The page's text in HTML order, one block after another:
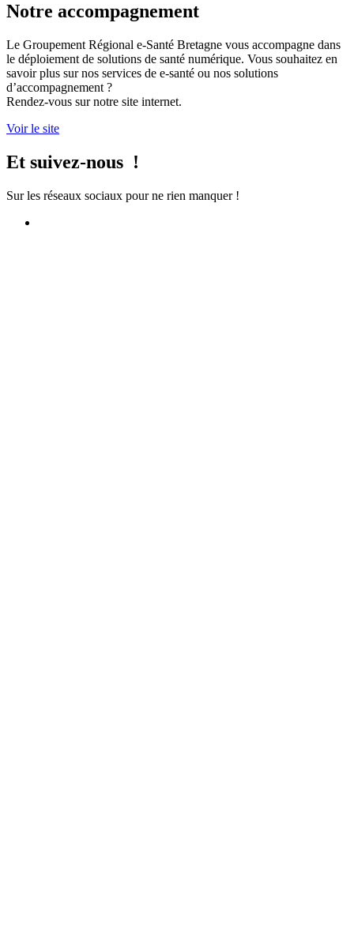
Notre accompagnement
Le Groupement Régional e-Santé Bretagne vous accompagne dans
le déploiement de solutions de santé numérique. Vous souhaitez en
savoir plus sur nos services de e-santé ou nos solutions
d’accompagnement ?
Rendez-vous sur notre site internet.
Voir le site
Et suivez-nous !
Sur les réseaux sociaux pour ne rien manquer !